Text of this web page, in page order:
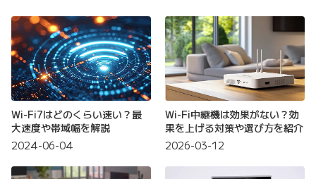
Wi-Fi7はどのくらい速い？最
大速度や帯域幅を解説
2024-06-04
Wi-Fi中継機は効果がない？効
果を上げる対策や選び方を紹介
2026-03-12